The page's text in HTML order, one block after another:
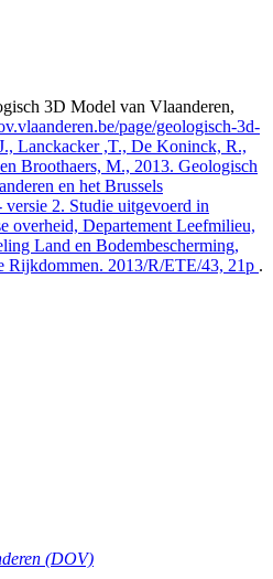
3D Model van Vlaanderen,
page/geologisch-3d-
Lanckacker ,T., De Koninck, R.,
Broothaers, M., 2013. Geologisch
en het Brussels
2. Studie uitgevoerd in
overheid, Departement Leefmilieu,
Land en Bodembescherming,
Rijkdommen. 2013/R/ETE/43, 21p .
(DOV)